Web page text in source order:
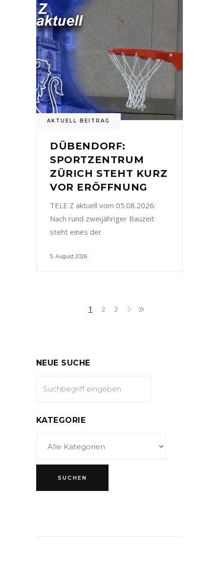
AKTUELL BEITRAG
DÜBENDORF:
SPORTZENTRUM
ZÜRICH STEHT KURZ
VOR ERÖFFNUNG
TELE Z aktuell vom 05.08.2026:
Nach rund zweijähriger Bauzeit
steht eines der
5. August 2026
1 2 3
NEUE SUCHE
KATEGORIE